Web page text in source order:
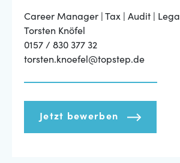
Career Manager | Tax | Audit | Legal
Torsten Knöfel
0157 / 830 377 32
torsten.knoefel@topstep.de
Jetzt bewerben